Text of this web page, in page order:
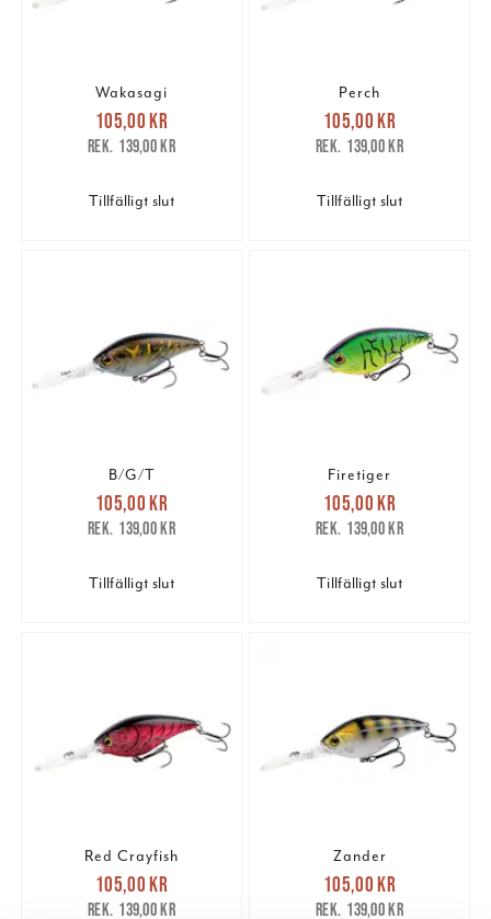
Wakasagi
Nuvarande pris
105,00 krTidigare pris
139,00 kr
105,00 kr
139,00 kr
Tillfälligt slut
Perch
Nuvarande pris
105,00 krTidigare pris
139,00 kr
105,00 kr
139,00 kr
Tillfälligt slut
B/G/T
Nuvarande pris
105,00 krTidigare pris
139,00 kr
105,00 kr
139,00 kr
Tillfälligt slut
Firetiger
Nuvarande pris
105,00 krTidigare pris
139,00 kr
105,00 kr
139,00 kr
Tillfälligt slut
Red Crayfish
Nuvarande pris
105,00 krTidigare pris
105,00 kr
139,00 kr
Zander
Nuvarande pris
105,00 krTidigare pris
105,00 kr
139,00 kr